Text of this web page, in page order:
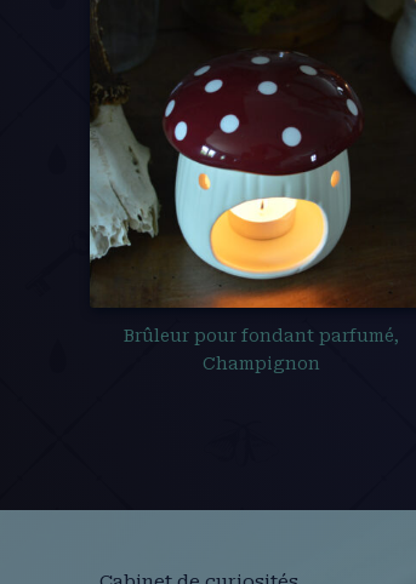
Brûleur pour fondant parfumé,
Champignon